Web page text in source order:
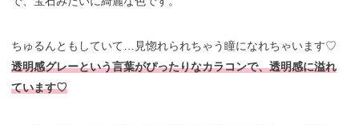
ちゅるんともしていて…見惚れられちゃう瞳になれちゃいます♡
透明感グレーという言葉がぴったりなカラコンで、透明感に溢れ
ています♡